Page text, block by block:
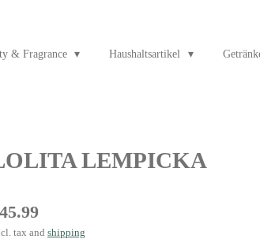
& Fragrance Haushaltsartikel
LEMPICKA
tax and shipping